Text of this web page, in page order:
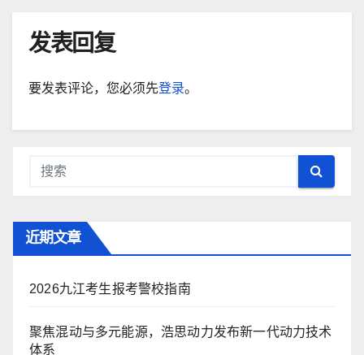
发表回复
要发表评论，您必须先登录。
近期文章
2026九江考生报考警校指南
聚焦混动与多元能源，浩思动力发布新一代动力技术
体系